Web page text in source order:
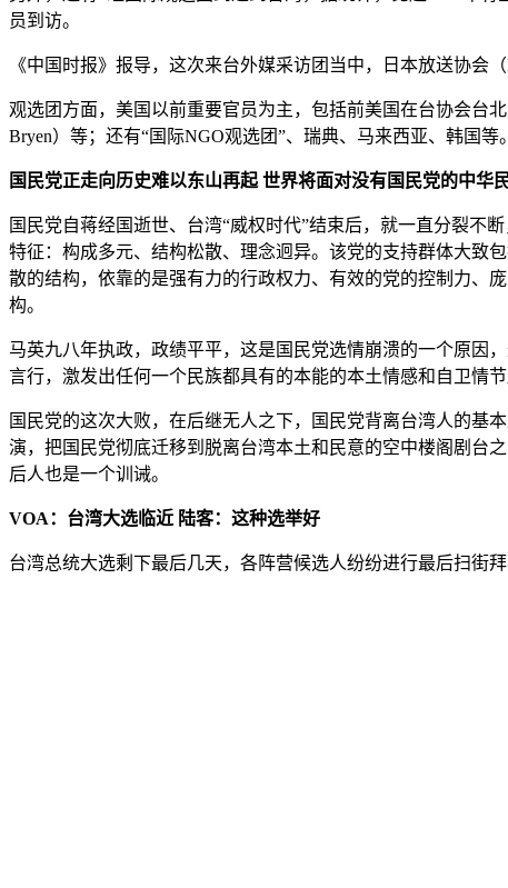
员到访。
《中国时报》报导，这次来台外媒采访团当中，日本放送协会
观选团方面，美国以前重要官员为主，包括前美国在台协会台
Bryen）等；还有“国际NGO观选团”、瑞典、马来西亚、韩国等。
国民党正走向历史难以东山再起 世界将面对没有国民党的中华
国民党自蒋经国逝世、台湾“威权时代”结束后，就一直分裂不
特征：构成多元、结构松散、理念迥异。该党的支持群体大致
散的结构，依靠的是强有力的行政权力、有效的党的控制力、
构。
马英九八年执政，政绩平平，这是国民党选情崩溃的一个原因
言行，激发出任何一个民族都具有的本能的本土情感和自卫情节
国民党的这次大败，在后继无人之下，国民党背离台湾人的基
演，把国民党彻底迁移到脱离台湾本土和民意的空中楼阁剧台
后人也是一个训诫。
VOA：台湾大选临近 陆客：这种选举好
台湾总统大选剩下最后几天，各阵营候选人纷纷进行最后扫街